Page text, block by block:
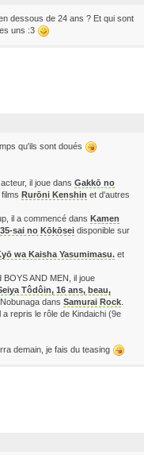
dessous de 24 ans ? Et qui sont
uns :3
qu'ils sont doués
il joue dans Gakkō no
Rurōni Kenshin et d'autres
il a commencé dans Kamen
35-sai no Kōkōsei disponible sur
wa Kaisha Yasumimasu. et
AND MEN, il joue
Tôdôin, 16 ans, beau,
dans Samurai Rock
repris le rôle de Kindaichi (9e
demain, je fais du teasing